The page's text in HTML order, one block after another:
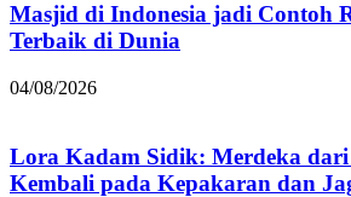
Masjid di Indonesia jadi Contoh
Terbaik di Dunia
04/08/2026
Lora Kadam Sidik: Merdeka
Kembali pada Kepakaran dan